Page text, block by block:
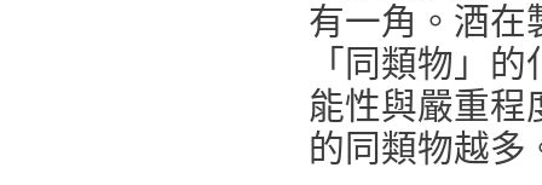
有一角。酒在
「同類物」
能性與嚴重程
的同類物越多